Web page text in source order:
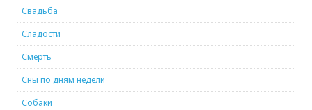
Свадьба
Сладости
Смерть
Сны по дням недели
Собаки